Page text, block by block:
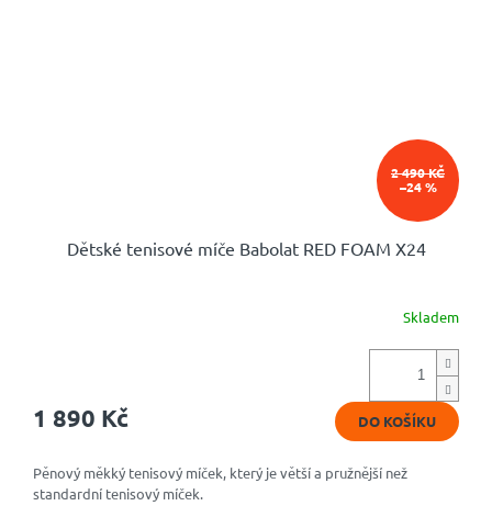
2 490 KČ
–24 %
Dětské tenisové míče Babolat RED FOAM X24
z
hvězdiček.
Skladem
1 890 Kč DO KOŠÍKU
Pěnový měkký tenisový míček, který je větší a pružnější než
standardní tenisový míček.